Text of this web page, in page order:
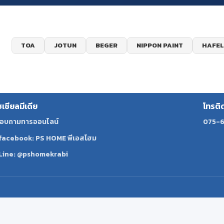
TOA JOTUN BEGER NIPPON PAINT
เชียลมีเดีย
บถามทารออนไลน์
PS HOME พีเอสโฮม
@pshomekrabi
โทรติ
075-